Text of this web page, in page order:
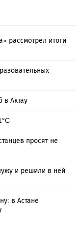
рассмотрел итоги
в Актау
просят не
и решили в ней
в Астане